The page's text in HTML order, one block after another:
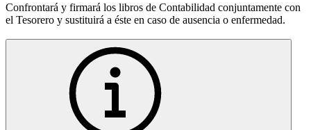
Confrontará y firmará los libros de Contabilidad conjuntamente con
el Tesorero y sustituirá a éste en caso de ausencia o enfermedad.